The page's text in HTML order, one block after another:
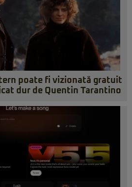
poate fi vizionată gratuit
dur de Quentin Tarantino